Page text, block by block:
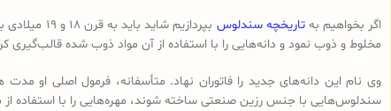
اگر بخواهیم بهتاریخچه سندلوس
مخلوط و ذوب نمود و دانه‌هایی را با استفاده از آن مواد ذوب شده قالب‌گیری
وی نام این دانه‌های جدید را فاتوران نهاد. متأسفانه، فرمول اصلی او
سندلوس‌هایی با جنس رزین صنعتی ساخته شوند، مهره‌هایی را با استفاده